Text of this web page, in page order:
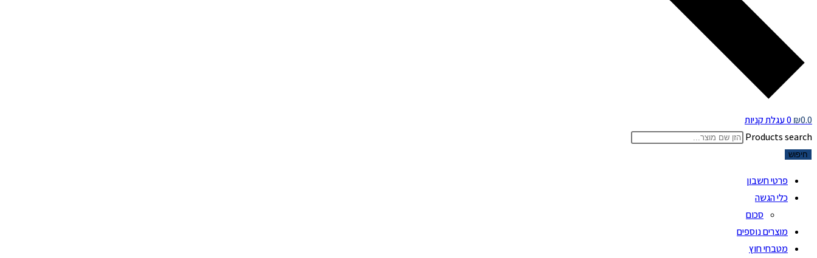
₪0.0
0עגלת קניות
Products search
חיפוש
פרטי חשבון
כלי הגשה
סכום
מוצרים נוספים
מטבחי חוץ